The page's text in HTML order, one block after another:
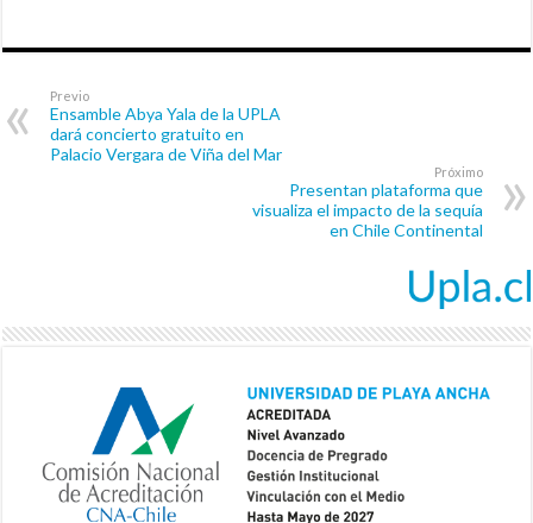
Previo
Ensamble Abya Yala de la UPLA
dará concierto gratuito en
Palacio Vergara de Viña del Mar
Próximo
Presentan plataforma que
visualiza el impacto de la sequía
en Chile Continental